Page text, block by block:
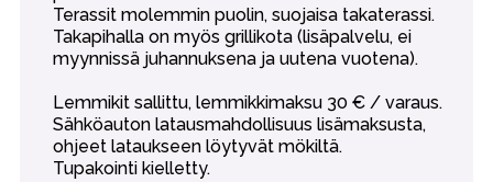
Terassit molemmin puolin, suojaisa takaterassi.
Takapihalla on myös grillikota (lisäpalvelu, ei
myynnissä juhannuksena ja uutena vuotena).
Lemmikit sallittu, lemmikkimaksu 30 € / varaus.
Sähköauton latausmahdollisuus lisämaksusta,
ohjeet lataukseen löytyvät mökiltä.
Tupakointi kielletty.